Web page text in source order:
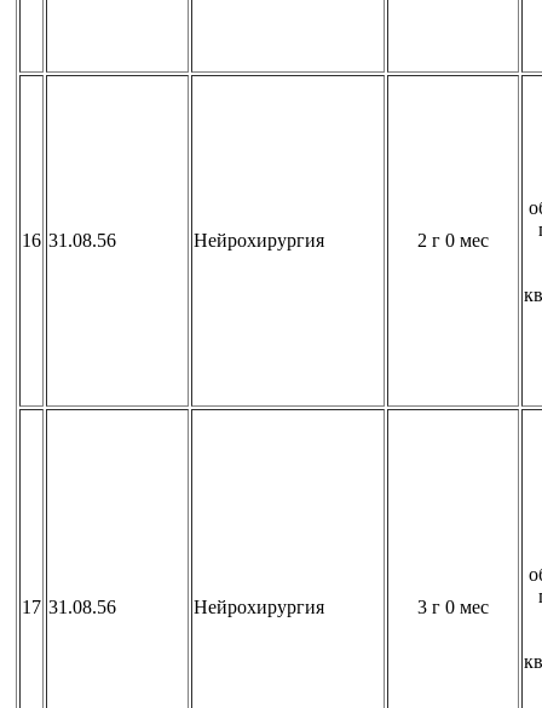
16 31.08.56 Нейрохирургия 2 г 0 мес
17 31.08.56 Нейрохирургия 3 г 0 мес